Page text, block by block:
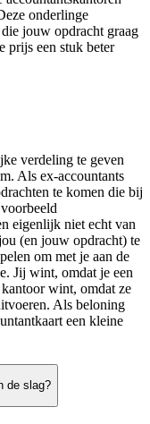
onderlinge
jouw opdracht graag
prijs een stuk beter
verdeling te geven
Als ex-accountants
te komen die bij
eigenlijk niet echt van
(en jouw opdracht) te
om met je aan de
Jij wint, omdat je een
wint, omdat ze
Als beloning
een kleine
de slag?